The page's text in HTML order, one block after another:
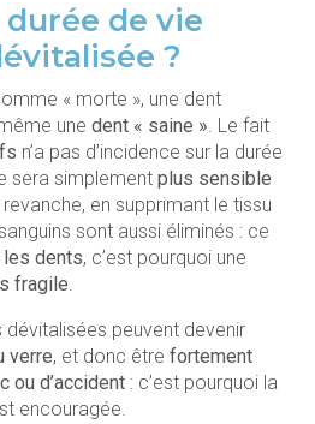
de vie
?
« morte », une dent
une dent « saine ». Le fait
n’a pas d’incidence sur la durée
sera simplement plus sensible
revanche, en supprimant le tissu
sont aussi éliminés : ce
dents, c’est pourquoi une
fragile.
dévitalisées peuvent devenir
verre, et donc être fortement
ou d’accident : c’est pourquoi la
encouragée.